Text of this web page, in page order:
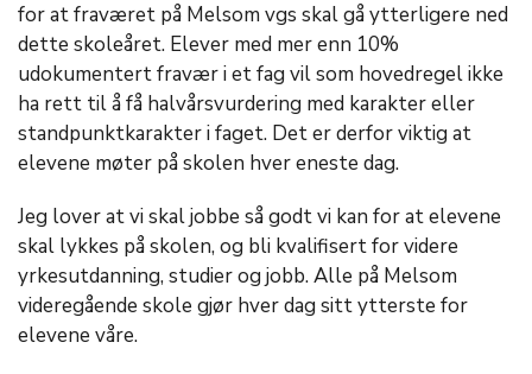
for at fraværet på Melsom vgs skal gå ytterligere ned
dette skoleåret. Elever med mer enn 10%
udokumentert fravær i et fag vil som hovedregel ikke
ha rett til å få halvårsvurdering med karakter eller
standpunktkarakter i faget. Det er derfor viktig at
elevene møter på skolen hver eneste dag.
Jeg lover at vi skal jobbe så godt vi kan for at elevene
skal lykkes på skolen, og bli kvalifisert for videre
yrkesutdanning, studier og jobb. Alle på Melsom
videregående skole gjør hver dag sitt ytterste for
elevene våre.